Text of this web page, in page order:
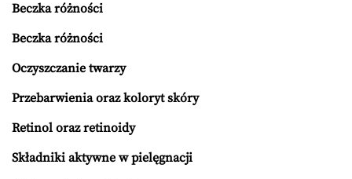
Beczka różności
Beczka różności
Oczyszczanie twarzy
Przebarwienia oraz koloryt skóry
Retinol oraz retinoidy
Składniki aktywne w pielęgnacji